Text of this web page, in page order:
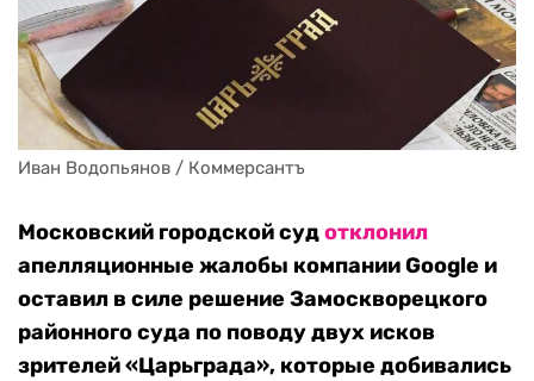
Иван Водопьянов / Коммерсантъ
Московский городской судотклонил
апелляционные жалобы компании Google и
оставил в силе решение Замоскворецкого
районного суда по поводу двух исков
зрителей «Царьграда», которые добивались